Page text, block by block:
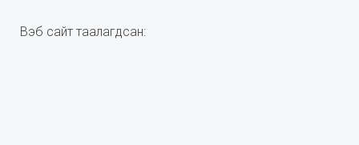
Вэб сайт таалагдсан: